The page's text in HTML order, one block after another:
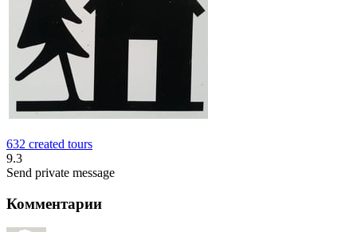
632 created tours
9.3
Send private message
Комментарии